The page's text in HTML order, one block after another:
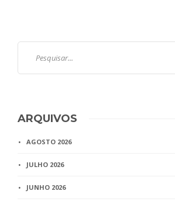
ARQUIVOS
AGOSTO 2026
JULHO 2026
JUNHO 2026